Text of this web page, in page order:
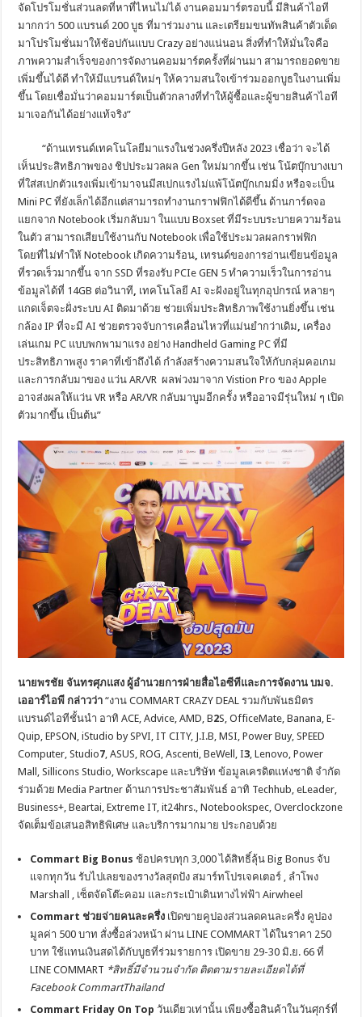
จัดโปรโมชั่นส่วนลดที่หาที่ไหนไม่ได้ งานคอมมาร์ตรอบนี้ มีสินค้าไอที
มากกว่า 500 แบรนด์ 200 บูธ ที่มาร่วมงาน และเตรียมขนทัพสินค้าตัวเด็ด
มาโปรโมชั่นมาให้ช้อปกันแบบ Crazy อย่างแน่นอน สิ่งที่ทำให้มั่นใจคือ
ภาพความสำเร็จของการจัดงานคอมมาร์ตครั้งที่ผ่านมา สามารถยอดขาย
เพิ่มขึ้นได้ดี ทำให้มีแบรนด์ใหม่ๆ ให้ความสนใจเข้าร่วมออกบูธในงานเพิ่ม
ขึ้น โดยเชื่อมั่นว่าคอมมาร์ตเป็นตัวกลางที่ทำให้ผู้ซื้อและผู้ขายสินค้าไอที
มาเจอกันได้อย่างแท้จริง”
“ด้านเทรนด์เทคโนโลยีมาแรงในช่วงครึ่งปีหลัง 2023 เชื่อว่า จะได้
เห็นประสิทธิภาพของ ชิปประมวลผล Gen ใหม่มากขึ้น เช่น โน้ตบุ๊กบางเบา
ที่ใส่สเปกตัวแรงเพิ่มเข้ามาจนมีสเปกแรงไม่แพ้โน้ตบุ๊กเกมมิ่ง หรือจะเป็น
Mini PC ที่ยังเล็กได้อีกแต่สามารถทำงานกราฟฟิกได้ดีขึ้น ด้านการ์ดจอ
แยกจาก Notebook เริ่มกลับมา ในแบบ Boxset ที่มีระบบระบายความร้อน
ในตัว สามารถเสียบใช้งานกับ Notebook เพื่อใช้ประมวลผลกราฟฟิก
โดยที่ไม่ทำให้ Notebook เกิดความร้อน เทรนด์ของการอ่านเขียนข้อมูล
ที่รวดเร็วมากขึ้น จาก SSD ที่รองรับ PCIe GEN 5 ทำความเร็วในการอ่าน
ข้อมูลได้ที่ 14GB ต่อวินาที เทคโนโลยี AI จะฝังอยู่ในทุกอุปกรณ์ หลายๆ
แกดเจ็ตจะฝั่งระบบ AI ติดมาด้วย ช่วยเพิ่มประสิทธิภาพใช้งานยิ่งขึ้น เช่น
กล้อง IP ที่จะมี AI ช่วยตรวจจับการเคลื่อนไหวที่แม่นยำกว่าเดิม เครื่อง
เล่นเกม PC แบบพกพามาแรง อย่าง Handheld Gaming PC ที่มี
ประสิทธิภาพสูง ราคาที่เข้าถึงได้ กำลังสร้างความสนใจให้กับกลุ่มคอเกม
และการกลับมาของ แว่น AR/VR ผลพ่วงมาจาก Vistion Pro ของ Apple
อาจส่งผลให้แว่น VR หรือ AR/VR กลับมาบูมอีกครั้ง หรืออาจมีรุ่นใหม่ ๆ เปิด
ตัวมากขึ้น เป็นต้น”
นายพรชัย จันทรศุภแสง ผู้อำนวยการฝ่ายสื่อไอซีทีและการจัดงาน บมจ.
เออาร์ไอพี กล่าวว่า “งาน COMMART CRAZY DEAL รวมกับพันธมิตร
แบรนด์ไอทีชั้นนำ อาทิ ACE, Advice, AMD, B2S, OfficeMate, Banana, E-
Quip, EPSON, iStudio by SPVI, IT CITY, J.I.B, MSI, Power Buy, SPEED
Computer, Studio7 , ASUS, ROG, Ascenti, BeWell, I3 , Lenovo, Power
Mall, Sillicons Studio, Workscape และบริษัท ข้อมูลเครดิตแห่งชาติ จำกัด
ร่วมด้วย Media Partner ด้านการประชาสัมพันธ์ อาทิ Techhub, eLeader,
Business+, Beartai, Extreme IT, it24hrs., Notebookspec, Overclockzone
จัดเต็มข้อเสนอสิทธิพิเศษ และบริการมากมาย ประกอบด้วย
Commart Big Bonus ช้อปครบทุก 3,000 ได้สิทธิ์ลุ้น Big Bonus จับ
แจกทุกวัน รับไปเลยของรางวัลสุดปัง สมาร์ทโปรเจคเตอร์ , ลำโพง
Marshall , เซ็ตจัดโต๊ะคอม และกระเป๋าเดินทางไฟฟ้า Airwheel
Commart ช่วยจ่ายคนละครึ่ง เปิดขายคูปองส่วนลดคนละครึ่ง คูปอง
มูลค่า 500 บาท สั่งซื้อล่วงหน้า ผ่าน LINE COMMART ได้ในราคา 250
บาท ใช้แทนเงินสดได้กับบูธที่ร่วมรายการ เปิดขาย 29-30 มิ.ย. 66 ที่
LINE COMMART *สิทธิ์มีจำนวนจำกัด ติดตามรายละเอียดได้ที่
Facebook CommartThailand
Commart Friday On Top วันเดียวเท่านั้น เพียงซื้อสินค้าในวันศุกร์ที่